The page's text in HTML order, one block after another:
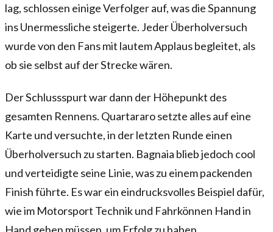
lag, schlossen einige Verfolger auf, was die Spannung
ins Unermessliche steigerte. Jeder Überholversuch
wurde von den Fans mit lautem Applaus begleitet, als
ob sie selbst auf der Strecke wären.
Der Schlussspurt war dann der Höhepunkt des
gesamten Rennens. Quartararo setzte alles auf eine
Karte und versuchte, in der letzten Runde einen
Überholversuch zu starten. Bagnaia blieb jedoch cool
und verteidigte seine Linie, was zu einem packenden
Finish führte. Es war ein eindrucksvolles Beispiel dafür,
wie im Motorsport Technik und Fahrkönnen Hand in